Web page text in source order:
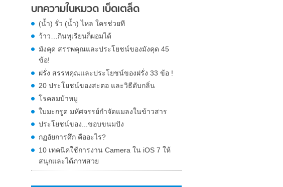
บทความในหมวด เบ็ดเตล็ด
(น้ำ) รั่ว (น้ำ) ไหล ใครช่วยที
ว้าว…กินทุเรียนก็ผอมได้
มังคุด สรรพคุณและประโยชน์ของมังคุด 45
ข้อ!
ฝรั่ง สรรพคุณและประโยชน์ของฝรั่ง 33 ข้อ !
20 ประโยชน์ของสะตอ และวิธีดับกลิ่น
โรคลมบ้าหมู
ใบมะกรูด มหัศจรรย์กำจัดแมลงในข้าวสาร
ประโยชน์ของ...ขอบขนมปัง
กฏอัยการศึก คืออะไร?
10 เทคนิคใช้การงาน Camera ใน iOS 7 ให้
สนุกและได้ภาพสวย